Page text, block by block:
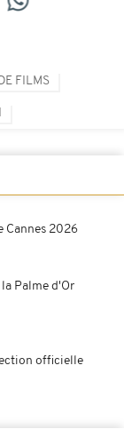
FILMS
Cannes 2026
Palme d'Or
officielle